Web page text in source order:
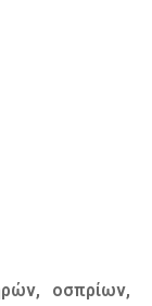
οσπρίων,